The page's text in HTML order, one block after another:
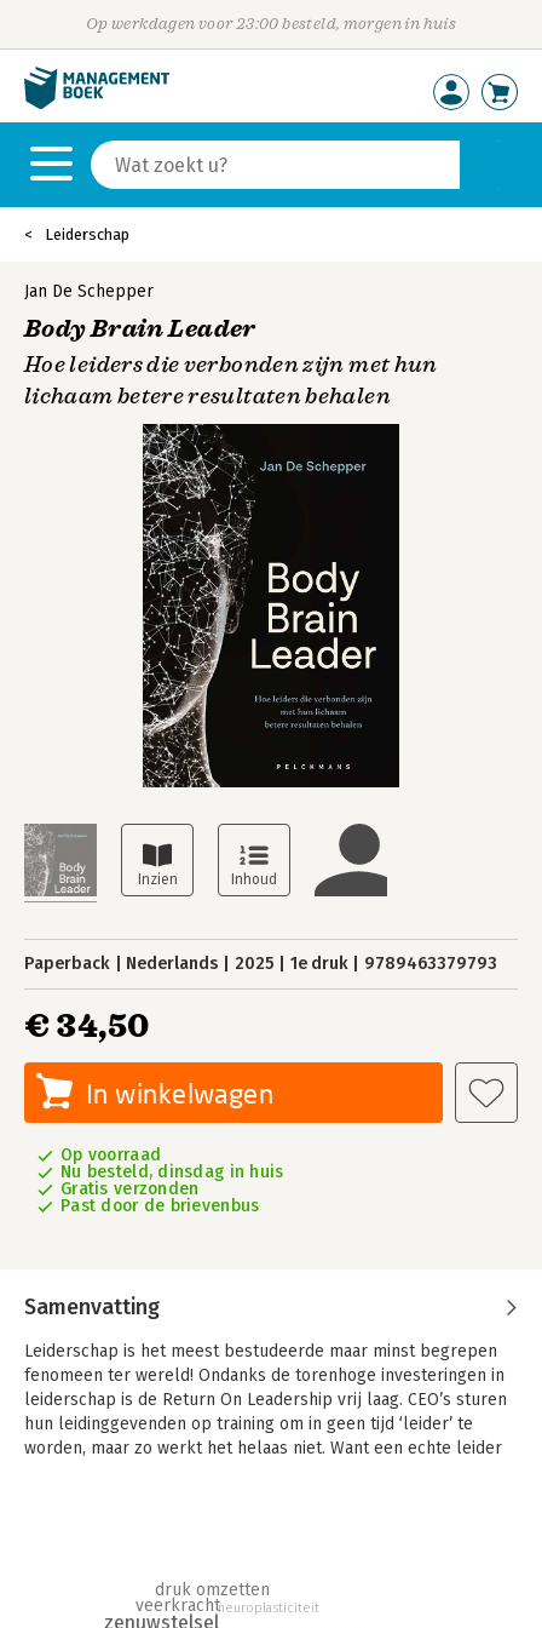
Op werkdagen voor 23:00 besteld, morgen in huis
Leiderschap
Jan De Schepper
Body Brain Leader
Hoe leiders die verbonden zijn met hun
lichaam betere resultaten behalen
Paperback Nederlands 2025 1e druk 9789463379793
€ 34,50
In winkelwagen
Op voorraad
Nu besteld, dinsdag in huis
Gratis verzonden
Past door de brievenbus
Samenvatting
Leiderschap is het meest bestudeerde maar minst begrepen
fenomeen ter wereld! Ondanks de torenhoge investeringen in
leiderschap is de Return On Leadership vrij laag. CEO’s sturen
hun leidinggevenden op training om in geen tijd ‘leider’ te
worden, maar zo werkt het helaas niet. Want een echte leider
inzicht in de werking van onze natuurlijke 'automatische piloot'
(autonoom zenuwstelsel) ontdekken we hoe we leiderschap
zenuwstelsel
veerkracht
druk omzetten
neuroplasticiteit